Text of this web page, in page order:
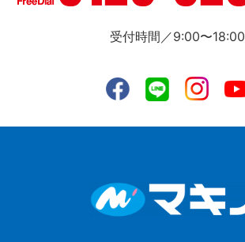
受付時間／9:00〜18:00